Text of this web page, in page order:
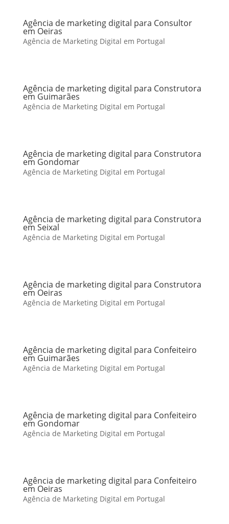
Agência de marketing digital para Consultor
em Oeiras
Agência de Marketing Digital em Portugal
Agência de marketing digital para Construtora
em Guimarães
Agência de Marketing Digital em Portugal
Agência de marketing digital para Construtora
em Gondomar
Agência de Marketing Digital em Portugal
Agência de marketing digital para Construtora
em Seixal
Agência de Marketing Digital em Portugal
Agência de marketing digital para Construtora
em Oeiras
Agência de Marketing Digital em Portugal
Agência de marketing digital para Confeiteiro
em Guimarães
Agência de Marketing Digital em Portugal
Agência de marketing digital para Confeiteiro
em Gondomar
Agência de Marketing Digital em Portugal
Agência de marketing digital para Confeiteiro
em Oeiras
Agência de Marketing Digital em Portugal